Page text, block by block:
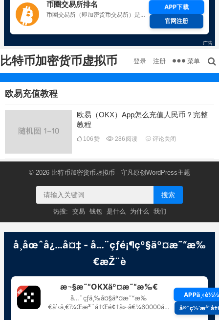
比特币加密货币虚拟币 登录 注册 菜单
欧易充值教程
欧易（OKX）App怎么充值人民币？完整
教程
106赞 286 阅读 评论关闭
© 2026 比特币加密货币虚拟币 - 守凡原创 WordPress主题
搜索
热搜: 交易 钱包 是什么 为什么 我们